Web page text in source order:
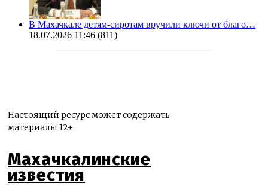
В Махачкале детям-сиротам вручили ключи от благо…
18.07.2026 11:46 (811)
Настоящий ресурс может содержать
материалы 12+
Махачкалинские
известия